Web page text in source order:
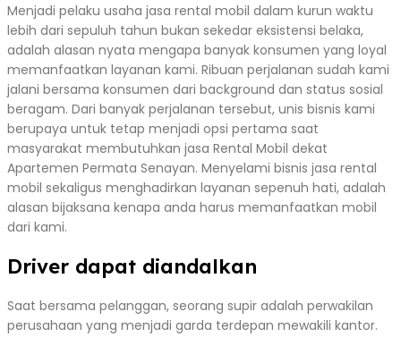
Menjadi pelaku usaha jasa rental mobil dalam kurun waktu
lebih dari sepuluh tahun bukan sekedar eksistensi belaka,
adalah alasan nyata mengapa banyak konsumen yang loyal
memanfaatkan layanan kami. Ribuan perjalanan sudah kami
jalani bersama konsumen dari background dan status sosial
beragam. Dari banyak perjalanan tersebut, unis bisnis kami
berupaya untuk tetap menjadi opsi pertama saat
masyarakat membutuhkan jasa Rental Mobil dekat
Apartemen Permata Senayan. Menyelami bisnis jasa rental
mobil sekaligus menghadirkan layanan sepenuh hati, adalah
alasan bijaksana kenapa anda harus memanfaatkan mobil
dari kami.
Driver dapat diandalkan
Saat bersama pelanggan, seorang supir adalah perwakilan
perusahaan yang menjadi garda terdepan mewakili kantor.